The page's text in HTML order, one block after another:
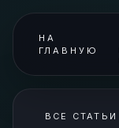
НА
ГЛАВНУЮ
ВСЕ СТАТЬИ